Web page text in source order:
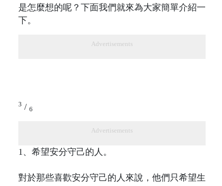
是怎麼想的呢？下面我們就來為大家簡單介紹一
下。
Advertisements
3 / 6
Advertisements
1、希望安分守己的人。
對於那些喜歡安分守己的人來說，他們只希望生